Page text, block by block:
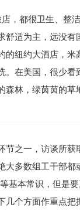
，都很卫生、整
舒适为主，远没
的纽约大酒店，
。在美国，很少
森林，绿茵茵的草
节之一，访谈所
大多数组工干部
基本常识，但是
几个方面作重点把